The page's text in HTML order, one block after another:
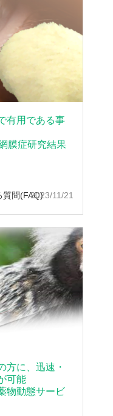
2023/11/21
有用である事
膜症研究結果
質問(FAQ)
方に、迅速・
可能
物動態サービ